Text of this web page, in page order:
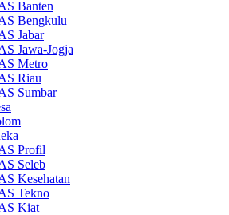
Banten
Bengkulu
Jabar
Jawa-Jogja
Metro
Riau
Sumbar
Profil
Seleb
Kesehatan
Tekno
Kiat